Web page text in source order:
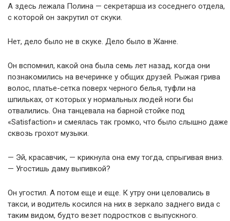
А здесь лежала Полина — секретарша из соседнего отдела,
с которой он закрутил от скуки.
Нет, дело было не в скуке. Дело было в Жанне.
Он вспомнил, какой она была семь лет назад, когда они
познакомились на вечеринке у общих друзей. Рыжая грива
волос, платье-сетка поверх черного белья, туфли на
шпильках, от которых у нормальных людей ноги бы
отвалились. Она танцевала на барной стойке под
«Satisfaction» и смеялась так громко, что было слышно даже
сквозь грохот музыки.
— Эй, красавчик, — крикнула она ему тогда, спрыгивая вниз.
— Угостишь даму выпивкой?
Он угостил. А потом еще и еще. К утру они целовались в
такси, и водитель косился на них в зеркало заднего вида с
таким видом, будто везет подростков с выпускного.